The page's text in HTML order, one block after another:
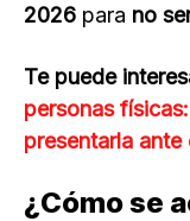
2026 para no
Te puede
personas
presentarla ante
¿Cómo se